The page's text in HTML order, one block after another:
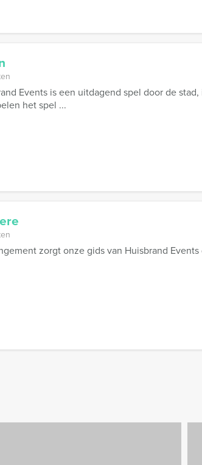
Events is een uitdagend spel door de
het spel ...
zorgt onze gids van Huisbrand